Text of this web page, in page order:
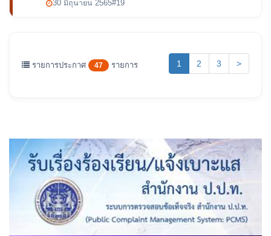
30 มิถุนายน 2565#19
รายการประกาศ 47 รายการ 1 (current)
2 3 >